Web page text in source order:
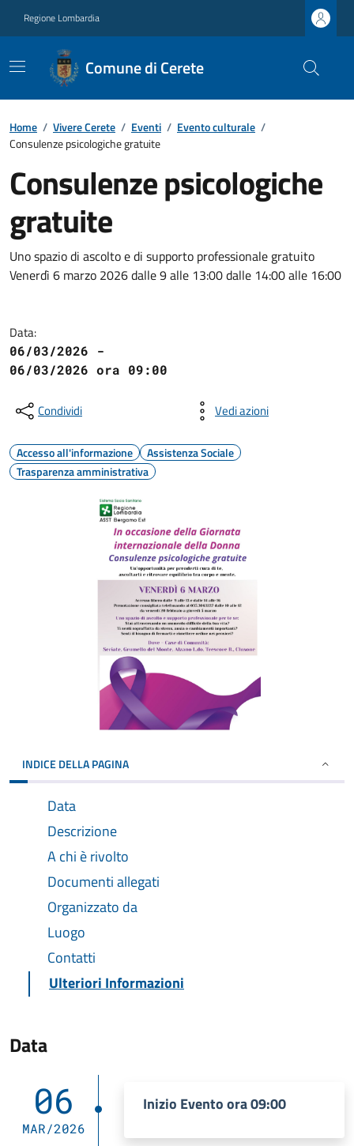
Regione Lombardia
Comune di Cerete
Home / Vivere Cerete / Eventi / Evento culturale /
Consulenze psicologiche gratuite
Consulenze psicologiche
gratuite
Uno spazio di ascolto e di supporto professionale gratuito
Venerdì 6 marzo 2026 dalle 9 alle 13:00 dalle 14:00 alle 16:00
Data:
06/03/2026 -
06/03/2026 ora 09:00
Condividi Vedi azioni
Accesso all'informazione
Assistenza Sociale
Trasparenza amministrativa
INDICE DELLA PAGINA
Data
Descrizione
A chi è rivolto
Documenti allegati
Organizzato da
Luogo
Contatti
Ulteriori Informazioni
Data
06
MAR/2026
Inizio Evento ora 09:00